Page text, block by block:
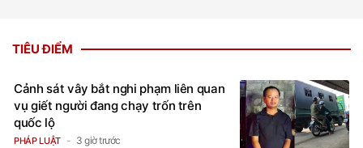
TIÊU ĐIỂM
Cảnh sát vây bắt nghi phạm liên quan
vụ giết người đang chạy trốn trên
quốc lộ
PHÁP LUẬT 3 giờ trước